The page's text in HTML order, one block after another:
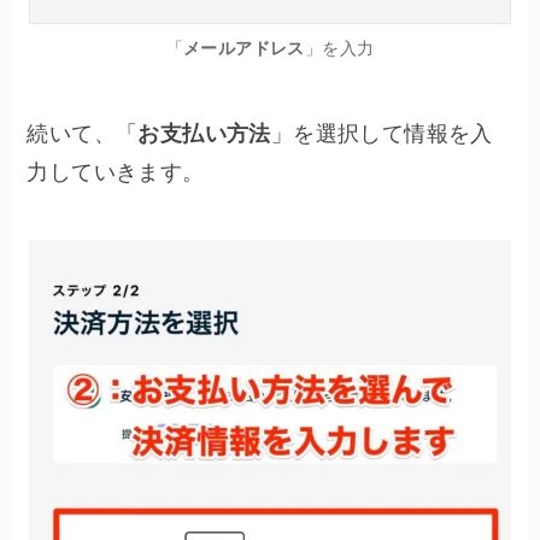
「 メールアドレス 」を入力
続いて、「 お支払い方法」を選択して情報を入
力していきます。